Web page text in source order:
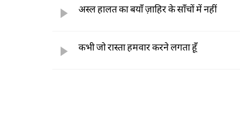
अस्ल हालत का बयाँ ज़ाहिर के साँचों में नहीं
कभी जो रास्ता हमवार करने लगता हूँ